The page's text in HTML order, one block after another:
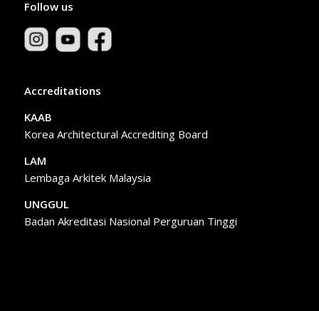
Follow us
Accreditations
KAAB
Korea Architectural Accrediting Board
LAM
Lembaga Arkitek Malaysia
UNGGUL
Badan Akreditasi Nasional Perguruan Tinggi